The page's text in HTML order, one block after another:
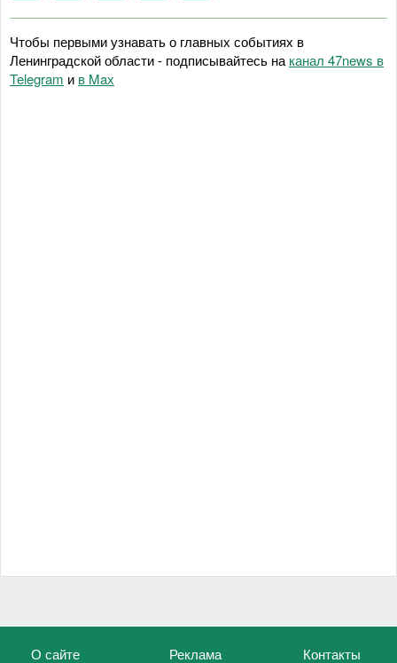
Чтобы первыми узнавать о главных событиях в
Ленинградской области - подписывайтесь на канал 47news в
Telegram и в Maх
О сайте Реклама Контакты